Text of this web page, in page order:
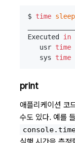
$ time sleep
Executed in
   usr
time
   sys
time
print
애플리케이션 코
수도 있다. 예를